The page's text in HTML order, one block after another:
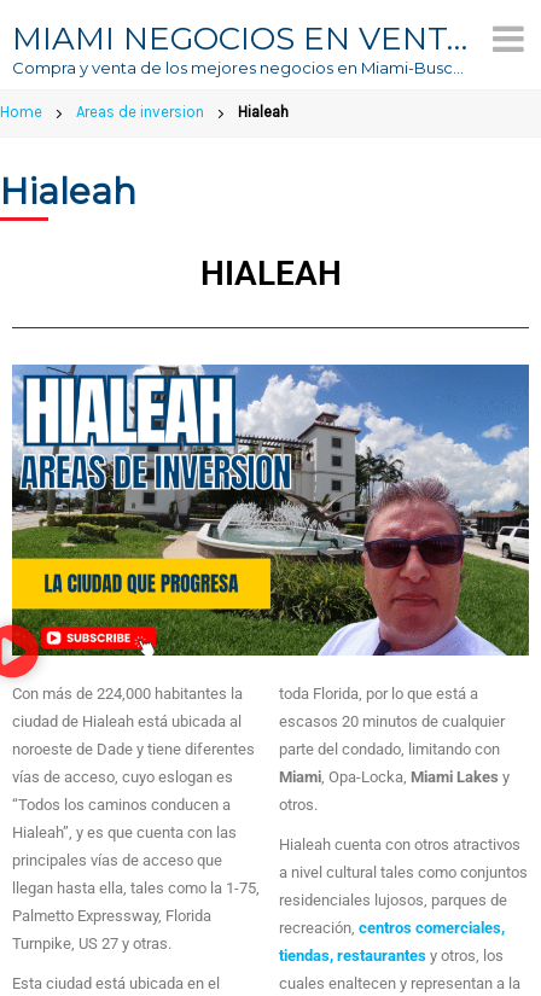
MIAMI NEGOCIOS EN VENTA
Home Areas de inversion Hialeah
Hialeah
HIALEAH
Con más de 224,000 habitantes la
ciudad de Hialeah está ubicada al
noroeste de Dade y tiene diferentes
vías de acceso, cuyo eslogan es
“Todos los caminos conducen a
Hialeah”, y es que cuenta con las
principales vías de acceso que
llegan hasta ella, tales como la 1-75,
Palmetto Expressway, Florida
Turnpike, US 27 y otras.
Esta ciudad está ubicada en el
toda Florida, por lo que está a
escasos 20 minutos de cualquier
parte del condado, limitando con
Miami, Opa-Locka, Miami Lakes y
otros.
Hialeah cuenta con otros atractivos
a nivel cultural tales como conjuntos
residenciales lujosos, parques de
recreación, centros comerciales,
tiendas, restaurantesy otros, los
cuales enaltecen y representan a la